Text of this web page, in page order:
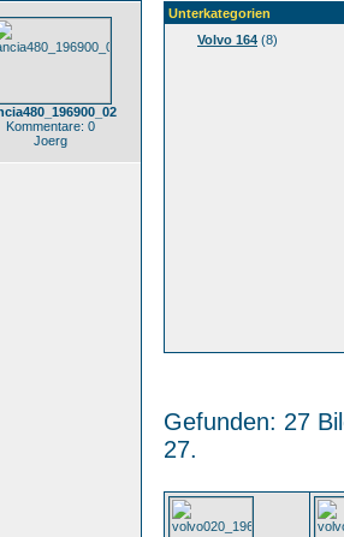
Kommentare: 0
Joerg
Unterkategorien
Volvo 164 (8)
Gefunden: 27
27.